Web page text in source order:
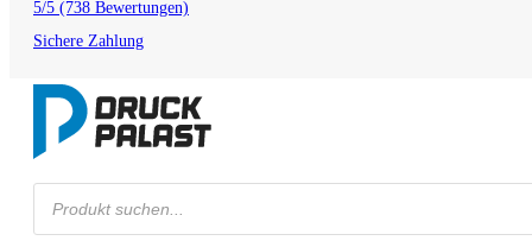
5/5 (738 Bewertungen)
Sichere Zahlung
Products
search